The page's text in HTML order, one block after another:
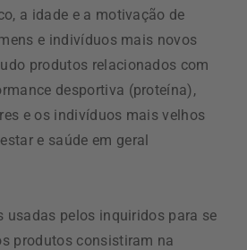
a idade e a motivação de
e indivíduos mais novos
produtos relacionados com
desportiva (proteína),
e os indivíduos mais velhos
e saúde em geral
usadas pelos inquiridos para se
produtos consistiram na